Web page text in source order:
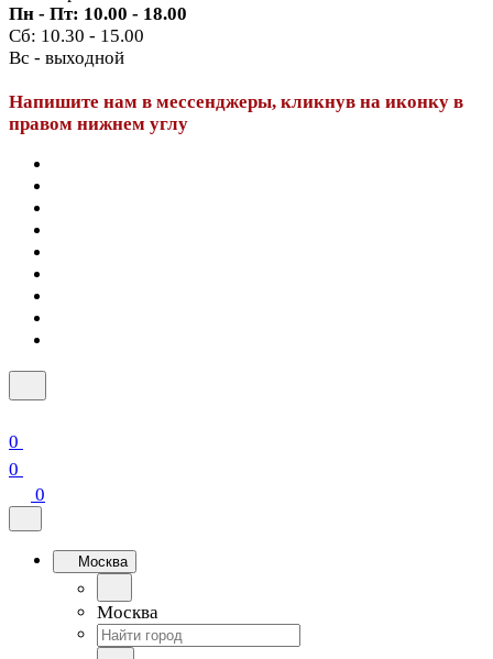
Пн - Пт: 10.00 - 18.00
Сб: 10.30 - 15.00
Вс - выходной
Напишите нам в мессенджеры, кликнув на иконку в
правом нижнем углу
0
0
0
Москва
Москва